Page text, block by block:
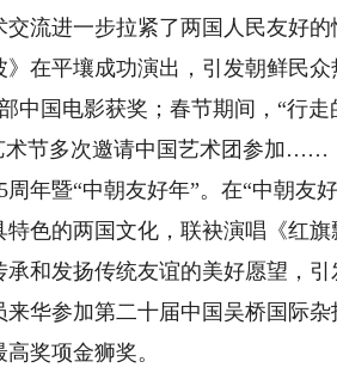
进一步拉紧了两国人民友好的
在平壤成功演出，引发朝鲜民
中国电影获奖；春节期间，“行
术节多次邀请中国艺术团参加……
年暨“中朝友好年”。在“中朝友
色的两国文化，联袂演唱《红
和发扬传统友谊的美好愿望，引
参加第二十届中国吴桥国际杂
奖项金狮奖。